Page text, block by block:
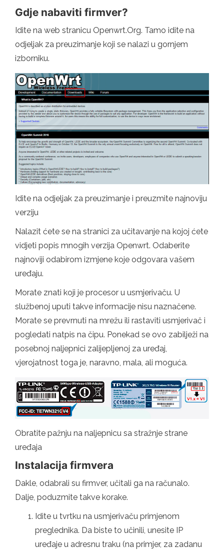
Gdje nabaviti firmver?
Idite na web stranicu Openwrt.Org. Tamo idite na
odjeljak za preuzimanje koji se nalazi u gornjem
izborniku.
Idite na odjeljak za preuzimanje i preuzmite najnoviju
verziju
Nalazit ćete se na stranici za učitavanje na kojoj ćete
vidjeti popis mnogih verzija Openwrt. Odaberite
najnoviji odabirom izmjene koje odgovara vašem
uređaju.
Morate znati koji je procesor u usmjerivaču. U
službenoj uputi takve informacije nisu naznačene.
Morate se prevrnuti na mrežu ili rastaviti usmjerivač i
pogledati natpis na čipu. Ponekad se ovo zabilježi na
posebnoj naljepnici zalijepljenoj za uređaj,
vjerojatnost toga je, naravno, mala, ali moguća.
Obratite pažnju na naljepnicu sa stražnje strane
uređaja
Instalacija firmvera
Dakle, odabrali su firmver, učitali ga na računalo.
Dalje, poduzmite takve korake.
Idite u tvrtku na usmjerivaču primjenom
preglednika. Da biste to učinili, unesite IP
uređaje u adresnu traku (na primjer, za zadanu